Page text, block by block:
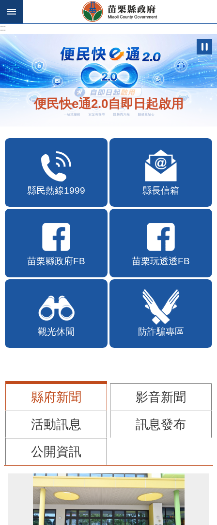
跳到主要內容區塊
:::
:::
便民快e通2.0自即日起啟用
縣民熱線1999 縣長信箱
苗栗縣政府FB 苗栗玩透透FB
觀光休閒 防詐騙專區
縣府新聞
影音新聞
活動訊息
訊息發布
公開資訊